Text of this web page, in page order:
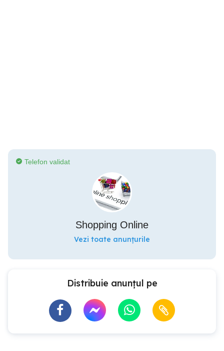
Telefon validat
Shopping Online
Vezi toate anunțurile
Distribuie anunțul pe